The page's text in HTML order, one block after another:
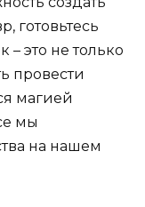
готовьтесь
– это не только
провести
магией
мы
на нашем